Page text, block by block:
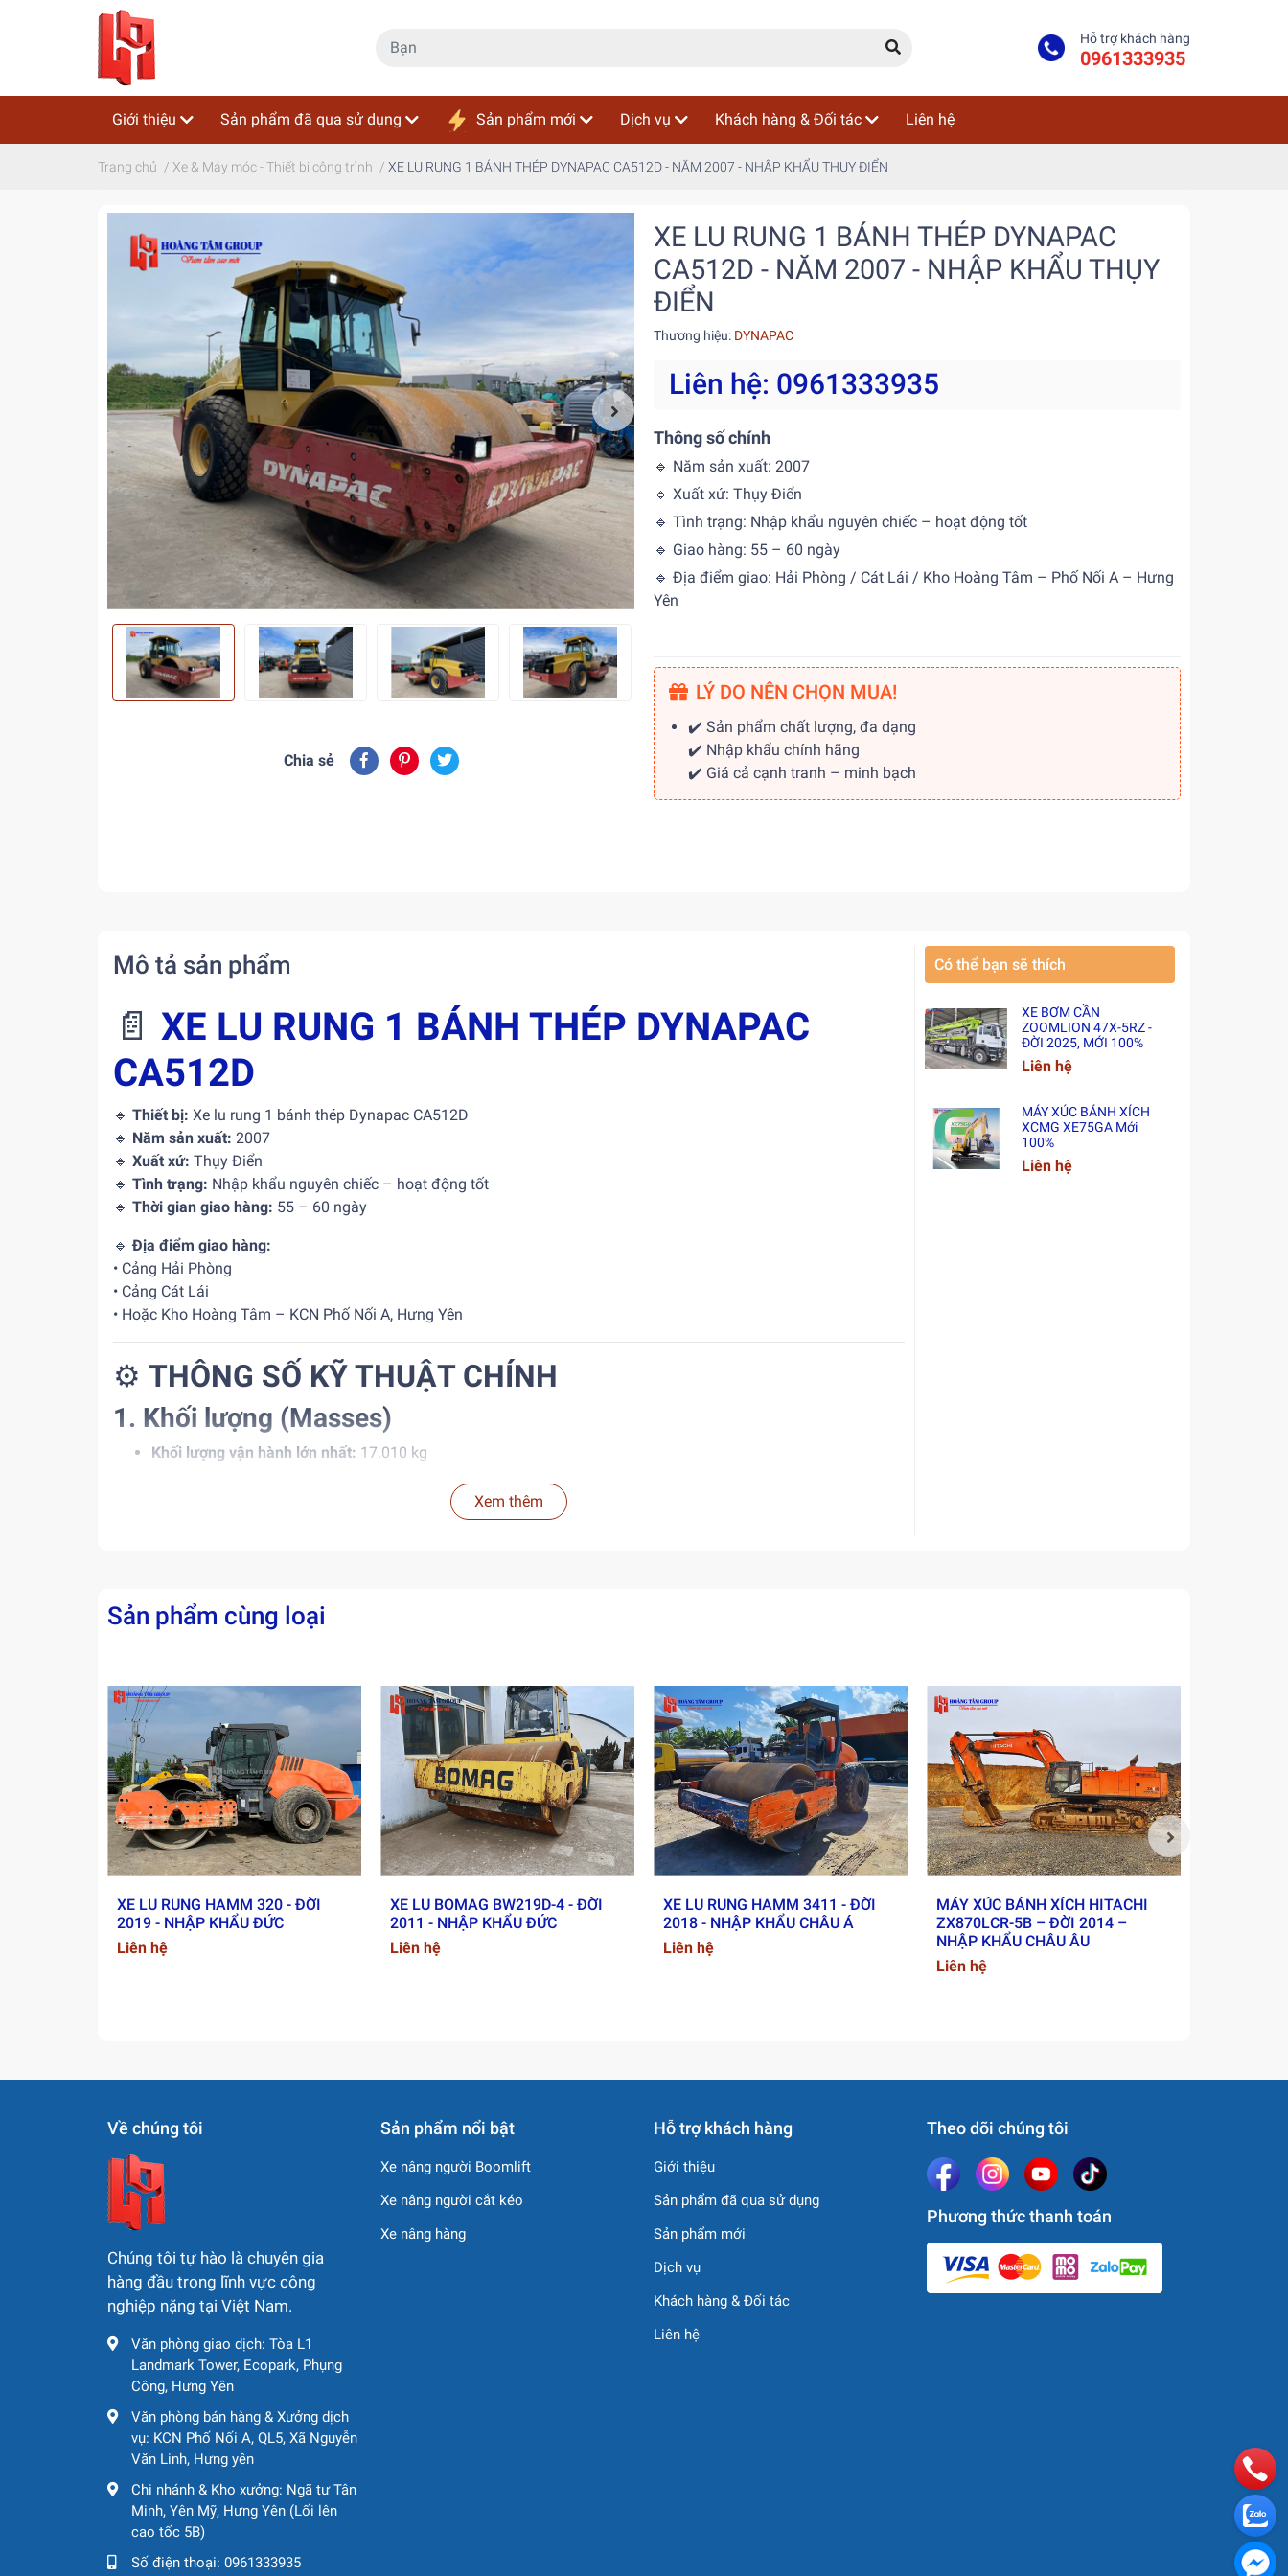
Hỗ trợ khách hàng
0961333935
Giới thiệu Sản phẩm đã qua sử dụng Sản phẩm mới Dịch vụ Khách hàng & Đối tác Liên hệ
Trang chủ / Xe & Máy móc - Thiết bị công trình / XE LU RUNG 1 BÁNH THÉP DYNAPAC CA512D - NĂM 2007 - NHẬP KHẨU THỤY ĐIỂN
Chia sẻ
XE LU RUNG 1 BÁNH THÉP DYNAPAC
CA512D - NĂM 2007 - NHẬP KHẨU THỤY
ĐIỂN
Thương hiệu: DYNAPAC
Liên hệ: 0961333935
Thông số chính
🔹 Năm sản xuất: 2007
🔹 Xuất xứ: Thụy Điển
🔹 Tình trạng: Nhập khẩu nguyên chiếc – hoạt động tốt
🔹 Giao hàng: 55 – 60 ngày
🔹 Địa điểm giao: Hải Phòng / Cát Lái / Kho Hoàng Tâm – Phố Nối A – Hưng
Yên
LÝ DO NÊN CHỌN MUA!
✔️ Sản phẩm chất lượng, đa dạng
✔️ Nhập khẩu chính hãng
✔️ Giá cả cạnh tranh – minh bạch
Mô tả sản phẩm
📄 XE LU RUNG 1 BÁNH THÉP DYNAPAC
CA512D
🔹 Thiết bị: Xe lu rung 1 bánh thép Dynapac CA512D
🔹 Năm sản xuất: 2007
🔹 Xuất xứ: Thụy Điển
🔹 Tình trạng: Nhập khẩu nguyên chiếc – hoạt động tốt
🔹 Thời gian giao hàng: 55 – 60 ngày
🔹Địa điểm giao hàng:
• Cảng Hải Phòng
• Cảng Cát Lái
• Hoặc Kho Hoàng Tâm – KCN Phố Nối A, Hưng Yên
⚙️ THÔNG SỐ KỸ THUẬT CHÍNH
1. Khối lượng (Masses)
Khối lượng vận hành lớn nhất: 17.010 kg
15.600 kg
2. Hệ thống di chuyển
Cỡ lốp: 23.1–26
Khả năng leo dốc:56%
3. Hệ thống đầm nén
Tải tuyến tính:49 N/mm
Biên độ rung:
• Cao: 1.80 mm
• Thấp: 1.09 mm
Tần số rung:
4. Động cơ
Hãng / Model:
Loại: Diesel tăng áp, làm mát bằng nước
Công suất:173 HP (≈ 129 kW) tại 2.200 rpm
Dung tích thùng nhiên liệu:
5. Hệ thống thủy lực
Bơm truyền động:
Motor truyền động: Piston lưu lượng cố định
Bơm rung:Piston biến thiên
Motor rung:Piston lưu lượng cố định
Xem thêm
Có thể bạn sẽ thích
XE BƠM CẦN
ZOOMLION 47X-5RZ -
ĐỜI 2025, MỚI 100%
Liên hệ
MÁY XÚC BÁNH XÍCH
XCMG XE75GA Mới
100%
Liên hệ
Sản phẩm cùng loại
XE LU RUNG HAMM 320 - ĐỜI
2019 - NHẬP KHẨU ĐỨC
Liên hệ
XE LU BOMAG BW219D-4 - ĐỜI
2011 - NHẬP KHẨU ĐỨC
Liên hệ
XE LU RUNG HAMM 3411 - ĐỜI
2018 - NHẬP KHẨU CHÂU Á
Liên hệ
MÁY XÚC BÁNH XÍCH HITACHI
ZX870LCR-5B – ĐỜI 2014 –
NHẬP KHẨU CHÂU ÂU
Liên hệ
Về chúng tôi
Chúng tôi tự hào là chuyên gia
hàng đầu trong lĩnh vực công
nghiệp nặng tại Việt Nam.
Văn phòng giao dịch: Tòa L1
Landmark Tower, Ecopark, Phụng
Công, Hưng Yên
Văn phòng bán hàng & Xưởng dịch
vụ: KCN Phố Nối A, QL5, Xã Nguyễn
Văn Linh, Hưng yên
Chi nhánh & Kho xưởng: Ngã tư Tân
Minh, Yên Mỹ, Hưng Yên (Lối lên
cao tốc 5B)
Số điện thoại: 0961333935
Sản phẩm nổi bật
Xe nâng người Boomlift
Xe nâng người cắt kéo
Xe nâng hàng
Hỗ trợ khách hàng
Giới thiệu
Sản phẩm đã qua sử dụng
Sản phẩm mới
Dịch vụ
Khách hàng & Đối tác
Liên hệ
Theo dõi chúng tôi
Phương thức thanh toán